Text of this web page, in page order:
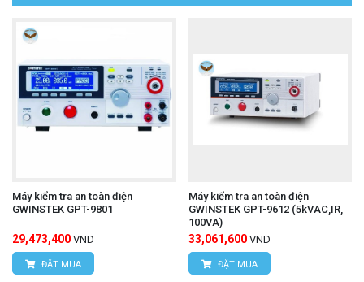
Máy kiểm tra an toàn điện
GWINSTEK GPT-9801
29,473,400 VND
ĐẶT MUA
Máy kiểm tra an toàn điện
GWINSTEK GPT-9612 (5kVAC,IR,
100VA)
33,061,600 VND
ĐẶT MUA